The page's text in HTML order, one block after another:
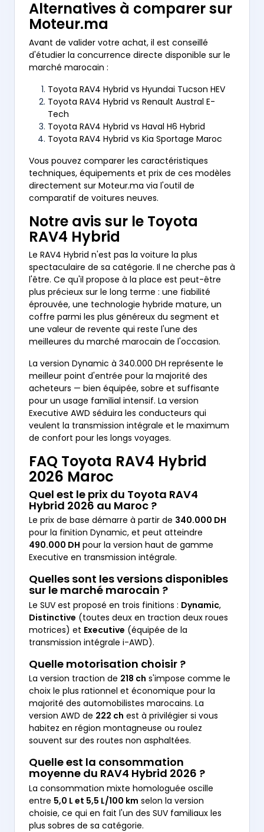
Alternatives à comparer sur
Moteur.ma
Avant de valider votre achat, il est conseillé
d'étudier la concurrence directe disponible sur le
marché marocain :
Toyota RAV4 Hybrid vs Hyundai Tucson HEV
Toyota RAV4 Hybrid vs Renault Austral E-
Tech
Toyota RAV4 Hybrid vs Haval H6 Hybrid
Toyota RAV4 Hybrid vs Kia Sportage Maroc
Vous pouvez comparer les caractéristiques
techniques, équipements et prix de ces modèles
directement sur Moteur.ma via l'outil de
comparatif de voitures neuves.
Notre avis sur le Toyota
RAV4 Hybrid
Le RAV4 Hybrid n'est pas la voiture la plus
spectaculaire de sa catégorie. Il ne cherche pas à
l'être. Ce qu'il propose à la place est peut-être
plus précieux sur le long terme : une fiabilité
éprouvée, une technologie hybride mature, un
coffre parmi les plus généreux du segment et
une valeur de revente qui reste l'une des
meilleures du marché marocain de l'occasion.
La version Dynamic à 340.000 DH représente le
meilleur point d'entrée pour la majorité des
acheteurs — bien équipée, sobre et suffisante
pour un usage familial intensif. La version
Executive AWD séduira les conducteurs qui
veulent la transmission intégrale et le maximum
de confort pour les longs voyages.
FAQ Toyota RAV4 Hybrid
2026 Maroc
Quel est le prix du Toyota RAV4
Hybrid 2026 au Maroc ?
Le prix de base démarre à partir de 340.000 DH
pour la finition Dynamic, et peut atteindre
490.000 DH pour la version haut de gamme
Executive en transmission intégrale.
Quelles sont les versions disponibles
sur le marché marocain ?
Le SUV est proposé en trois finitions : Dynamic,
Distinctive (toutes deux en traction deux roues
motrices) et Executive (équipée de la
transmission intégrale i-AWD).
Quelle motorisation choisir ?
La version traction de 218 ch s'impose comme le
choix le plus rationnel et économique pour la
majorité des automobilistes marocains. La
version AWD de 222 ch est à privilégier si vous
habitez en région montagneuse ou roulez
souvent sur des routes non asphaltées.
Quelle est la consommation
moyenne du RAV4 Hybrid 2026 ?
La consommation mixte homologuée oscille
entre 5,0 L et 5,5 L/100 km selon la version
choisie, ce qui en fait l'un des SUV familiaux les
plus sobres de sa catégorie.